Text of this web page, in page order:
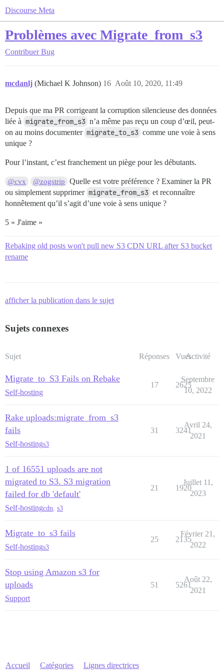
Discourse Meta
Problèmes avec Migrate_from_s3
Contribuer Bug
mcdanlj (Michael K Johnson) Août 10, 2020, 11:49
16
Depuis que ma PR corrigeant la corruption silencieuse des données
liée à migrate_from_s3 n’a même pas reçu un coup d’œil, peut-
on au moins documenter migrate_to_s3 comme une voie à sens
unique ?
Pour l’instant, c’est franchement un piège pour les débutants.
@cvx @zogstrip
Quelle est votre préférence ? Examiner la PR
ou simplement supprimer migrate_from_s3 et reconnaître
honnêtement qu’il s’agit d’une voie à sens unique ?
5 « J'aime »
Rebaking old posts won't pull new S3 CDN URL after S3 bucket
rename
afficher la publication dans le sujet
Sujets connexes
Sujet Réponses VuesActivité
Migrate_to_S3 Fails on Rebake
Self-hosting
17 2625
Septembre
10, 2022
Rake uploads:migrate_from_s3
fails
Self-hostings3
31 3241
Avril 24,
2021
1 of 16551 uploads are not
migrated to S3. S3 migration
failed for db 'default'
Self-hostingcdn s3
21 1920
Juillet 11,
2023
Migrate_to_s3 fails
Self-hostings3
25 2135
Février 21,
2022
Stop using Amazon s3 for
uploads
Support
51 5261
Août 22,
2021
Accueil Catégories Lignes directrices